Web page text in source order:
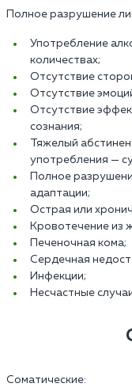
Полное разрушение
Употребление
количествах;
Отсутствие
Отсутствие
Отсутствие
сознания;
Тяжелый
употребления —
Полное
адаптации;
Острая или
Кровотечение из
Печеночная кома;
Сердечная
Инфекции;
Несчастные
Соматические: